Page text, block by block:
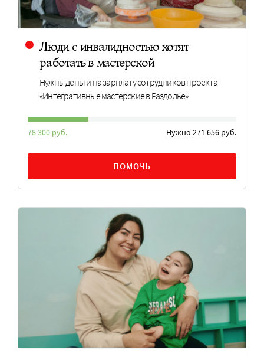
Люди с инвалидностью хотят
работать в мастерской
Нужны деньги на зарплату сотрудников проекта
«Интегративные мастерские в Раздолье»
78 300 руб. Нужно 271 656 руб.
ПОМОЧЬ